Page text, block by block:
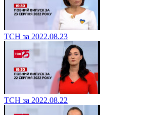
ТСН за 2022.08.23
ТСН за 2022.08.22